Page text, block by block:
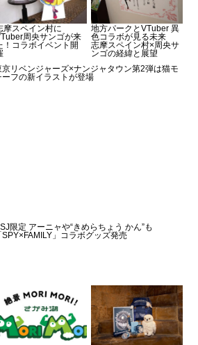
摩スペイン村に
周央サンゴが来
！コラボイベント開
地方パークとVTuber 異
色コラボが見る未来
志摩スペイン村×周央サ
ンゴの経緯と展望
京リベンジャーズ×ナンジャタウン第2弾は猫モ
ーフの新イラストが登場
限定 アーニャや“きめらちょう かん”も
SPY×FAMILY」コラボグッズ発売